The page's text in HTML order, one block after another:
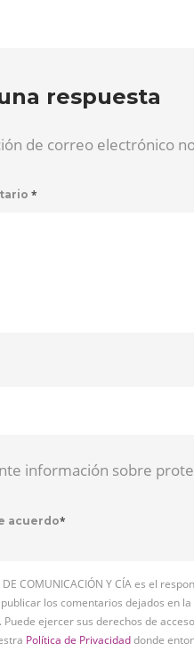
respuesta
de correo electrónico
*
información sobre
acuerdo*
DE COMUNICACIÓN Y CÍA es el
los comentarios dejados en
Puede ejercer sus derechos de
Política de Privacidaddonde